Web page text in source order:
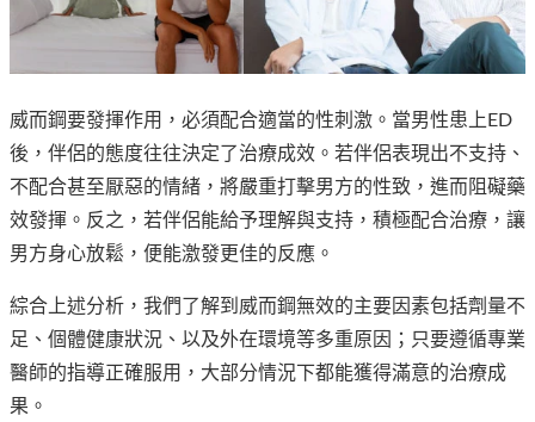
威而鋼要發揮作用，必須配合適當的性刺激。當男性患上ED
後，伴侶的態度往往決定了治療成效。若伴侶表現出不支持、
不配合甚至厭惡的情緒，將嚴重打擊男方的性致，進而阻礙藥
效發揮。反之，若伴侶能給予理解與支持，積極配合治療，讓
男方身心放鬆，便能激發更佳的反應。
綜合上述分析，我們了解到威而鋼無效的主要因素包括劑量不
足、個體健康狀況、以及外在環境等多重原因；只要遵循專業
醫師的指導正確服用，大部分情況下都能獲得滿意的治療成
果。